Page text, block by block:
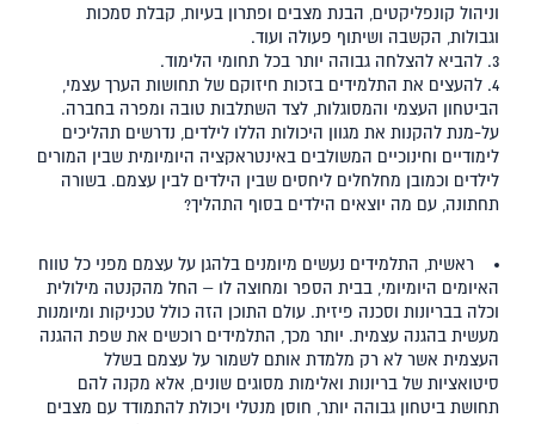
וניהול קונפליקטים, הבנת מצבים ופתרון בעיות, קבלת סמכות
וגבולות, הקשבה ושיתוף פעולה ועוד.
להביא להצלחה גבוהה יותר בכל תחומי הלימוד.
להעצים את התלמידים בזכות חיזוקם של תחושות הערך עצמי,
הביטחון העצמי והמסוגלות, לצד השתלבות טובה ומפרה בחברה.
על-מנת להקנות את מגוון היכולות הללו לילדים, נדרשים תהליכים
לימודיים וחינוכיים המשולבים באינטראקציה היומיומית שבין המורים
לילדים וכמובן מחלחלים ליחסים שבין הילדים לבין עצמם. בשורה
תחתונה, עם מה יוצאים הילדים בסוף התהליך?
ראשית, התלמידים נעשים מיומנים בלהגן על עצמם מפני כל טווח
האיומים היומיומי, בבית הספר ומחוצה לו – החל מהקנטה מילולית
וכלה בבריונות וסכנה פיזית. עולם התוכן הזה כולל טכניקות ומיומנות
מעשית בהגנה עצמית. יותר מכך, התלמידים רוכשים את שפת ההגנה
העצמית אשר לא רק מלמדת אותם לשמור על עצמם בשלל
סיטואציות של בריונות ואלימות מסוגים שונים, אלא מקנה להם
תחושת ביטחון גבוהה יותר, חוסן מנטלי ויכולת להתמודד עם מצבים